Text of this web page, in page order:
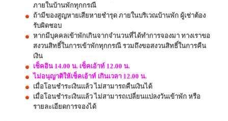
ภายในบ้านพักทุกกรณี
ถ้ามีของสูญหายเสียหายชำรุด ภายในบริเวณบ้านพัก ผู้เช่าต้อง
รับผิดชอบ
หากมีบุคคลเข้าพักเกินจากจำนวนที่ได้ทำการจองมา ทางเราขอ
สงวนสิทธิ์ในการเข้าพักทุกกรณี รวมถึงขอสงวนสิทธิ์ในการคืน
เงิน
เช็คอิน 14.00 น. เช็คเอ้าท์ 12.00 น.
ไม่อนุญาติให้เช็คเอ้าท์ เกินเวลา 12.00 น.
เมื่อโอนชำระเงินแล้ว ไม่สามารถคืนเงินได้
เมื่อโอนชำระเงินแล้ว ไม่สามารถเปลี่ยนแปลงวันเข้าพัก หรือ
รายละเอียดการจองได้